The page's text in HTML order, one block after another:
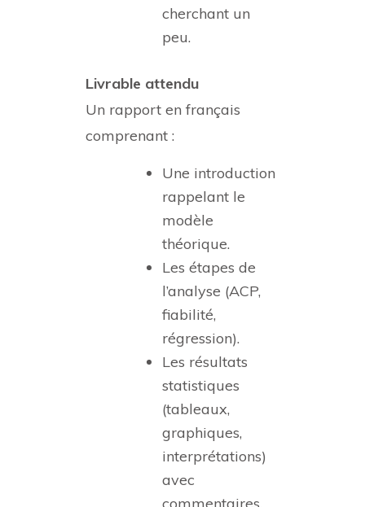
cherchant un
peu.
Livrable attendu
Un rapport en français
comprenant :
Une introduction
rappelant le
modèle
théorique.
Les étapes de
l’analyse (ACP,
fiabilité,
régression).
Les résultats
statistiques
(tableaux,
graphiques,
interprétations)
avec
commentaires.